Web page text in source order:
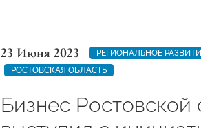
23 Июня 2023
РЕГИОНАЛЬНОЕ
РОСТОВСКАЯ ОБЛАСТЬ
Бизнес Ростовской